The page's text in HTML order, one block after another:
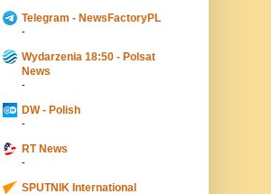
Telegram - NewsFactoryPL
-
Wydarzenia 18:50 - Polsat
News
-
DW - Polish
-
RT News
-
SPUTNIK International